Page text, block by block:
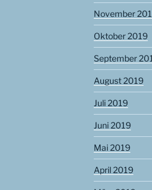
November
Oktober 2019
September
August 2019
Juli 2019
Juni 2019
Mai 2019
April 2019